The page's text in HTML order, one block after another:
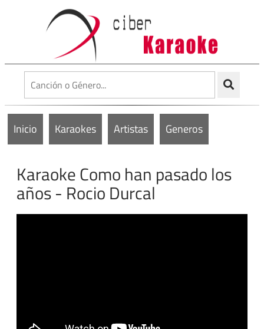
Inicio Karaokes Artistas Generos
Karaoke Como han pasado los
años - Rocio Durcal